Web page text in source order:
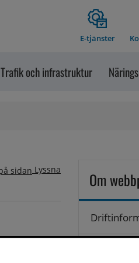
E-tjänster
Trafik och infrastruktur
Lyssna Om